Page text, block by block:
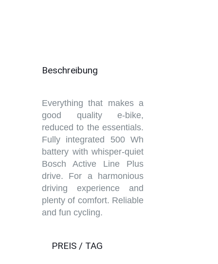
Beschreibung
Everything that makes a
good quality e-bike,
reduced to the essentials.
Fully integrated 500 Wh
battery with whisper-quiet
Bosch Active Line Plus
drive. For a harmonious
driving experience and
plenty of comfort. Reliable
and fun cycling.
PREIS / TAG